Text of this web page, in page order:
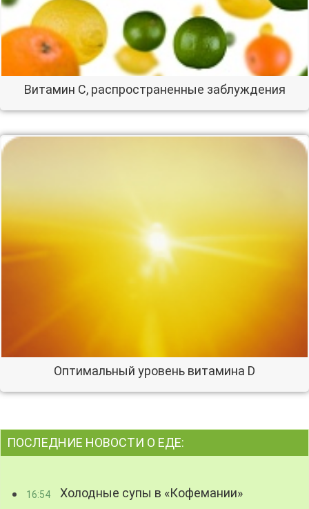
Витамин С, распространенные заблуждения
Оптимальный уровень витамина D
ПОСЛЕДНИЕ НОВОСТИ О ЕДЕ:
16:54 Холодные супы в «Кофемании»